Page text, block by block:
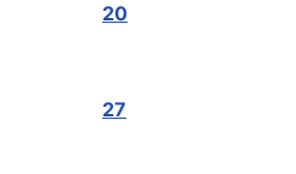
20
27